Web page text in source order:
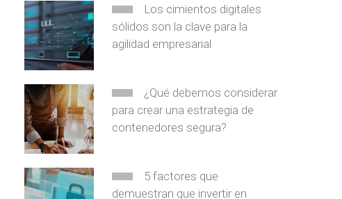
Los cimientos digitales
sólidos son la clave para la
agilidad empresarial
¿Qué debemos considerar
para crear una estrategia de
contenedores segura?
5 factores que
demuestran que invertir en